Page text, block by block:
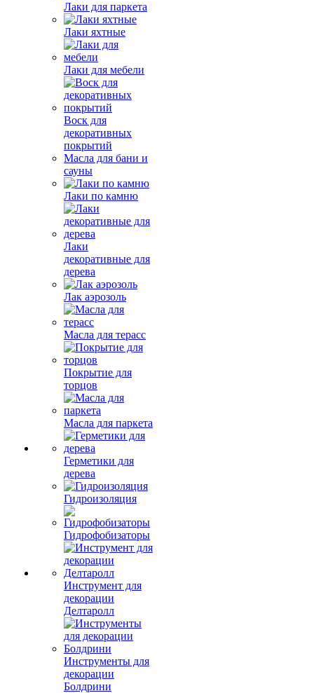
Лаки для паркета
Лаки яхтные
Лаки для мебели
Воск для
декоративных
покрытий
Масла для бани и
сауны
Лаки по камню
Лаки
декоративные для
дерева
Лак аэрозоль
Масла для терасс
Покрытие для
торцов
Масла для паркета
Герметики для
дерева
Гидроизоляция
Гидрофобизаторы
Инструмент для
декорации
Делтаролл
Инструменты для
декорации
Болдрини